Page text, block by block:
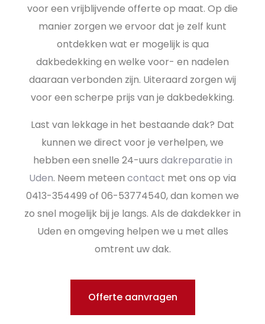
voor een vrijblijvende offerte op maat. Op die
manier zorgen we ervoor dat je zelf kunt
ontdekken wat er mogelijk is qua
dakbedekking en welke voor- en nadelen
daaraan verbonden zijn. Uiteraard zorgen wij
voor een scherpe prijs van je dakbedekking.
Last van lekkage in het bestaande dak? Dat
kunnen we direct voor je verhelpen, we
hebben een snelle 24-uurs dakreparatie in
Uden. Neem meteen contact met ons op via
0413-354499 of 06-53774540, dan komen we
zo snel mogelijk bij je langs. Als de dakdekker in
Uden en omgeving helpen we u met alles
omtrent uw dak.
Offerte aanvragen